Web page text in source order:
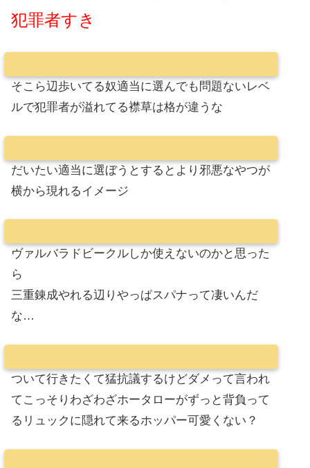
犯罪者すき
そこら辺歩いてる奴適当に選んでも問題ないレベ
ルで犯罪者が溢れてる襟草は格が違うな
だいたい適当に選ぼうとするとより邪悪なやつが
横から現れるイメージ
ヴァルバラドビークルしか使えないのかと思った
ら
三重錬成やれる辺りやっぱスパナって凄いんだ
な…
ついて行きたくて猛抗議するけどダメって言われ
てこっそりわざわざホータローがずっと背負って
るリュックに隠れて来るホッパー可愛くない？